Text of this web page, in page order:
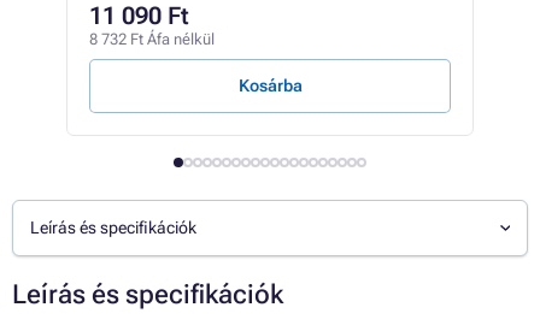
11 090 Ft
8 732 Ft Áfa nélkül
Kosárba
Leírás és specifikációk
Leírás és specifikációk